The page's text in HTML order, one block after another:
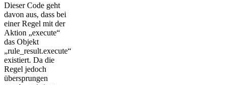
Dieser Code geht
davon aus, dass bei
einer Regel mit der
Aktion „execute“
das Objekt
„rule_result.execute“
existiert. Da die
Regel jedoch
übersprungen